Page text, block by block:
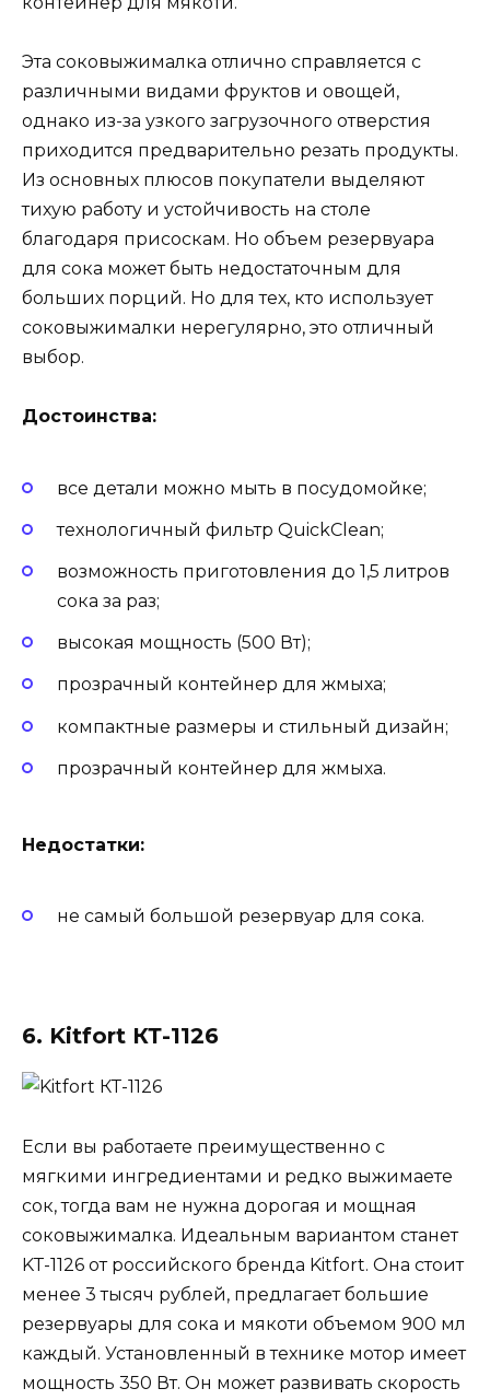
Эта соковыжималка отлично справляется с
различными видами фруктов и овощей,
однако из-за узкого загрузочного отверстия
приходится предварительно резать продукты.
Из основных плюсов покупатели выделяют
тихую работу и устойчивость на столе
благодаря присоскам. Но объем резервуара
для сока может быть недостаточным для
больших порций. Но для тех, кто использует
соковыжималки нерегулярно, это отличный
выбор.
Достоинства:
все детали можно мыть в посудомойке;
технологичный фильтр QuickClean;
возможность приготовления до 1,5 литров
сока за раз;
высокая мощность (500 Вт);
прозрачный контейнер для жмыха;
компактные размеры и стильный дизайн;
прозрачный контейнер для жмыха.
Недостатки:
не самый большой резервуар для сока.
6. Kitfort КТ-1126
Если вы работаете преимущественно с
мягкими ингредиентами и редко выжимаете
сок, тогда вам не нужна дорогая и мощная
соковыжималка. Идеальным вариантом станет
KT-1126 от российского бренда Kitfort. Она стоит
менее 3 тысяч рублей, предлагает большие
резервуары для сока и мякоти объемом 900 мл
каждый. Установленный в технике мотор имеет
мощность 350 Вт. Он может развивать скорость